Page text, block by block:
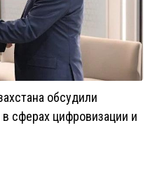
обсудили
сферах цифровизации и